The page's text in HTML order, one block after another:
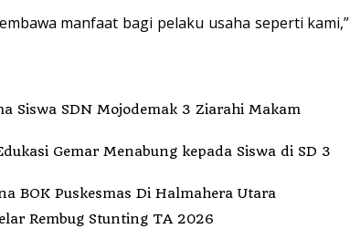
manfaat bagi pelaku usaha seperti kami,”
Siswa SDN Mojodemak 3 Ziarahi Makam
Gemar Menabung kepada Siswa di SD 3
BOK Puskesmas Di Halmahera Utara
Rembug Stunting TA 2026